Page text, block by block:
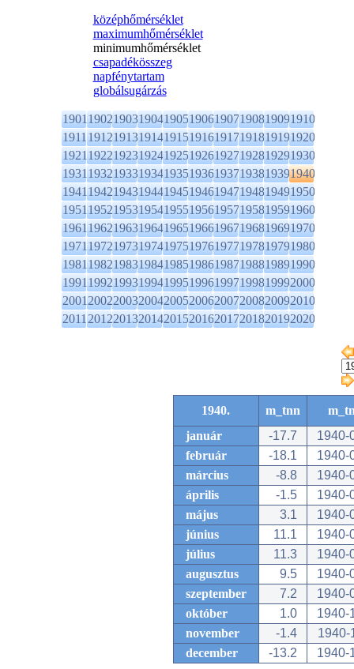
középhőmérséklet
maximumhőmérséklet
minimumhőmérséklet
csapadékösszeg
napfénytartam
globálsugárzás
1901190219031904190519061907190819091910
1911191219131914191519161917191819191920
1921192219231924192519261927192819291930
1931193219331934193519361937193819391940
1941194219431944194519461947194819491950
1951195219531954195519561957195819591960
1961196219631964196519661967196819691970
1971197219731974197519761977197819791980
1981198219831984198519861987198819891990
1991199219931994199519961997199819992000
2001200220032004200520062007200820092010
2011201220132014201520162017201820192020
1940. m_tnn
január
-17.7
1940-
február
-18.1
1940-
március
-8.8
1940-
április
-1.5
1940-
május
3.1
1940-
június
11.1
1940-
július
11.3
1940-
augusztus
9.5
1940-
szeptember
7.2
1940-
október
1.0
1940-
november
-1.4
1940-
december
-13.2 1940-